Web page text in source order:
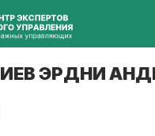
ЭРДНИ